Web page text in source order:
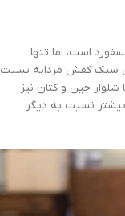
است، اما تنها
سبک کفش مردانه نسبت
جین و کتان نیز
نسبت به دیگر